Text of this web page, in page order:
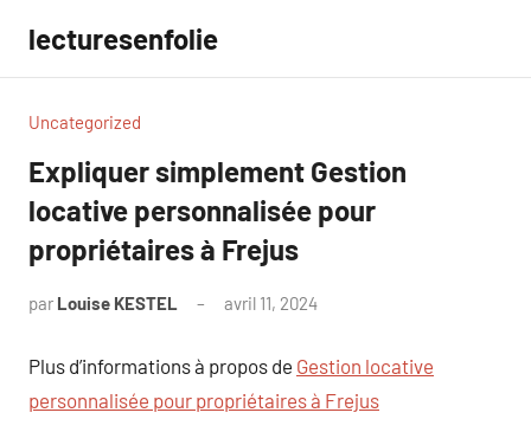
contenu
lecturesenfolie
Uncategorized
Expliquer simplement Gestion
locative personnalisée pour
propriétaires à Frejus
par Louise KESTEL avril 11, 2024
Plus d’informations à propos de Gestion locative
personnalisée pour propriétaires à Frejus